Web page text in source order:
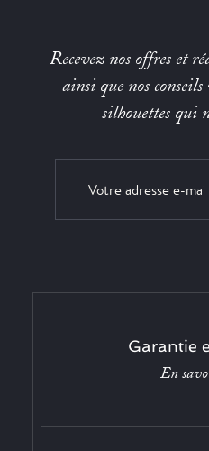
Recevez nos offres et
ainsi que nos
silhouettes qui
Garantie
En